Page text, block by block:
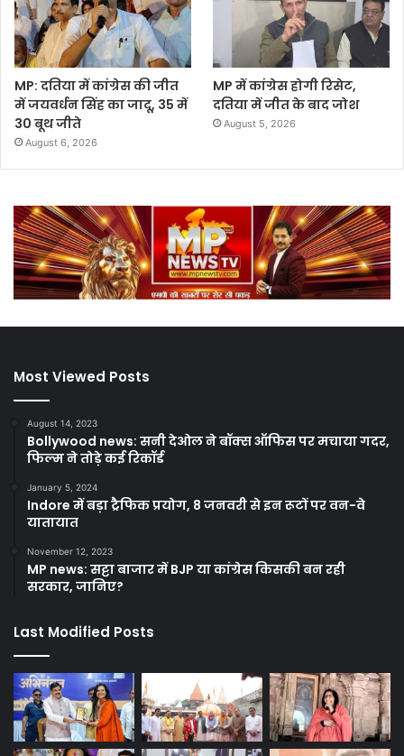
MP: दतिया में कांग्रेस की जीत
में जयवर्धन सिंह का जादू, 35 में
30 बूथ जीते
August 6, 2026
MP में कांग्रेस होगी रिसेट,
दतिया में जीत के बाद जोश
August 5, 2026
Most Viewed Posts
August 14, 2023
Bollywood news: सनी देओल ने बॉक्स ऑफिस पर मचाया गदर,
फिल्म ने तोड़े कई रिकॉर्ड
January 5, 2024
Indore में बड़ा ट्रैफिक प्रयोग, 8 जनवरी से इन रूटों पर वन-वे
यातायात
November 12, 2023
MP news: सट्टा बाजार में BJP या कांग्रेस किसकी बन रही
सरकार, जानिए?
Last Modified Posts